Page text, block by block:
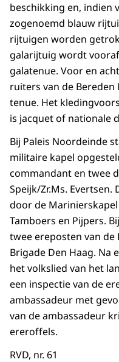
beschikking en, indien
zogenoemd blauw
rijtuigen worden
galarijtuig wordt
galatenue. Voor en
ruiters van de
tenue. Het
is jacquet of nationale
Bij Paleis Noordeinde
militaire kapel
commandant en twee
Speijk/Zr.Ms.
door de
Tamboers en Pijpers.
twee ereposten van
Brigade Den Haag. Na
het volkslied van het
een inspectie van de
ambassadeur met
van de ambassadeur
ereroffels.
RVD, nr. 61